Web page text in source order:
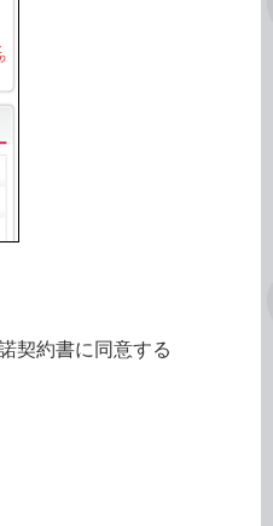
契約書に同意する